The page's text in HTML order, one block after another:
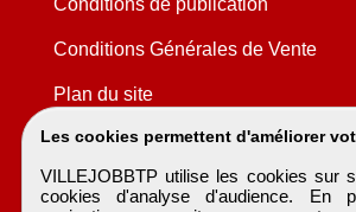
Les cookies permettent d'améliorer
VILLEJOBBTP utilise les cookies sur
cookies d'analyse d'audience. En
Conditions de publication
Conditions Générales de Vente
Plan du site